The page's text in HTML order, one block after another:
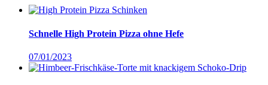
Schnelle High Protein Pizza ohne Hefe
07/01/2023